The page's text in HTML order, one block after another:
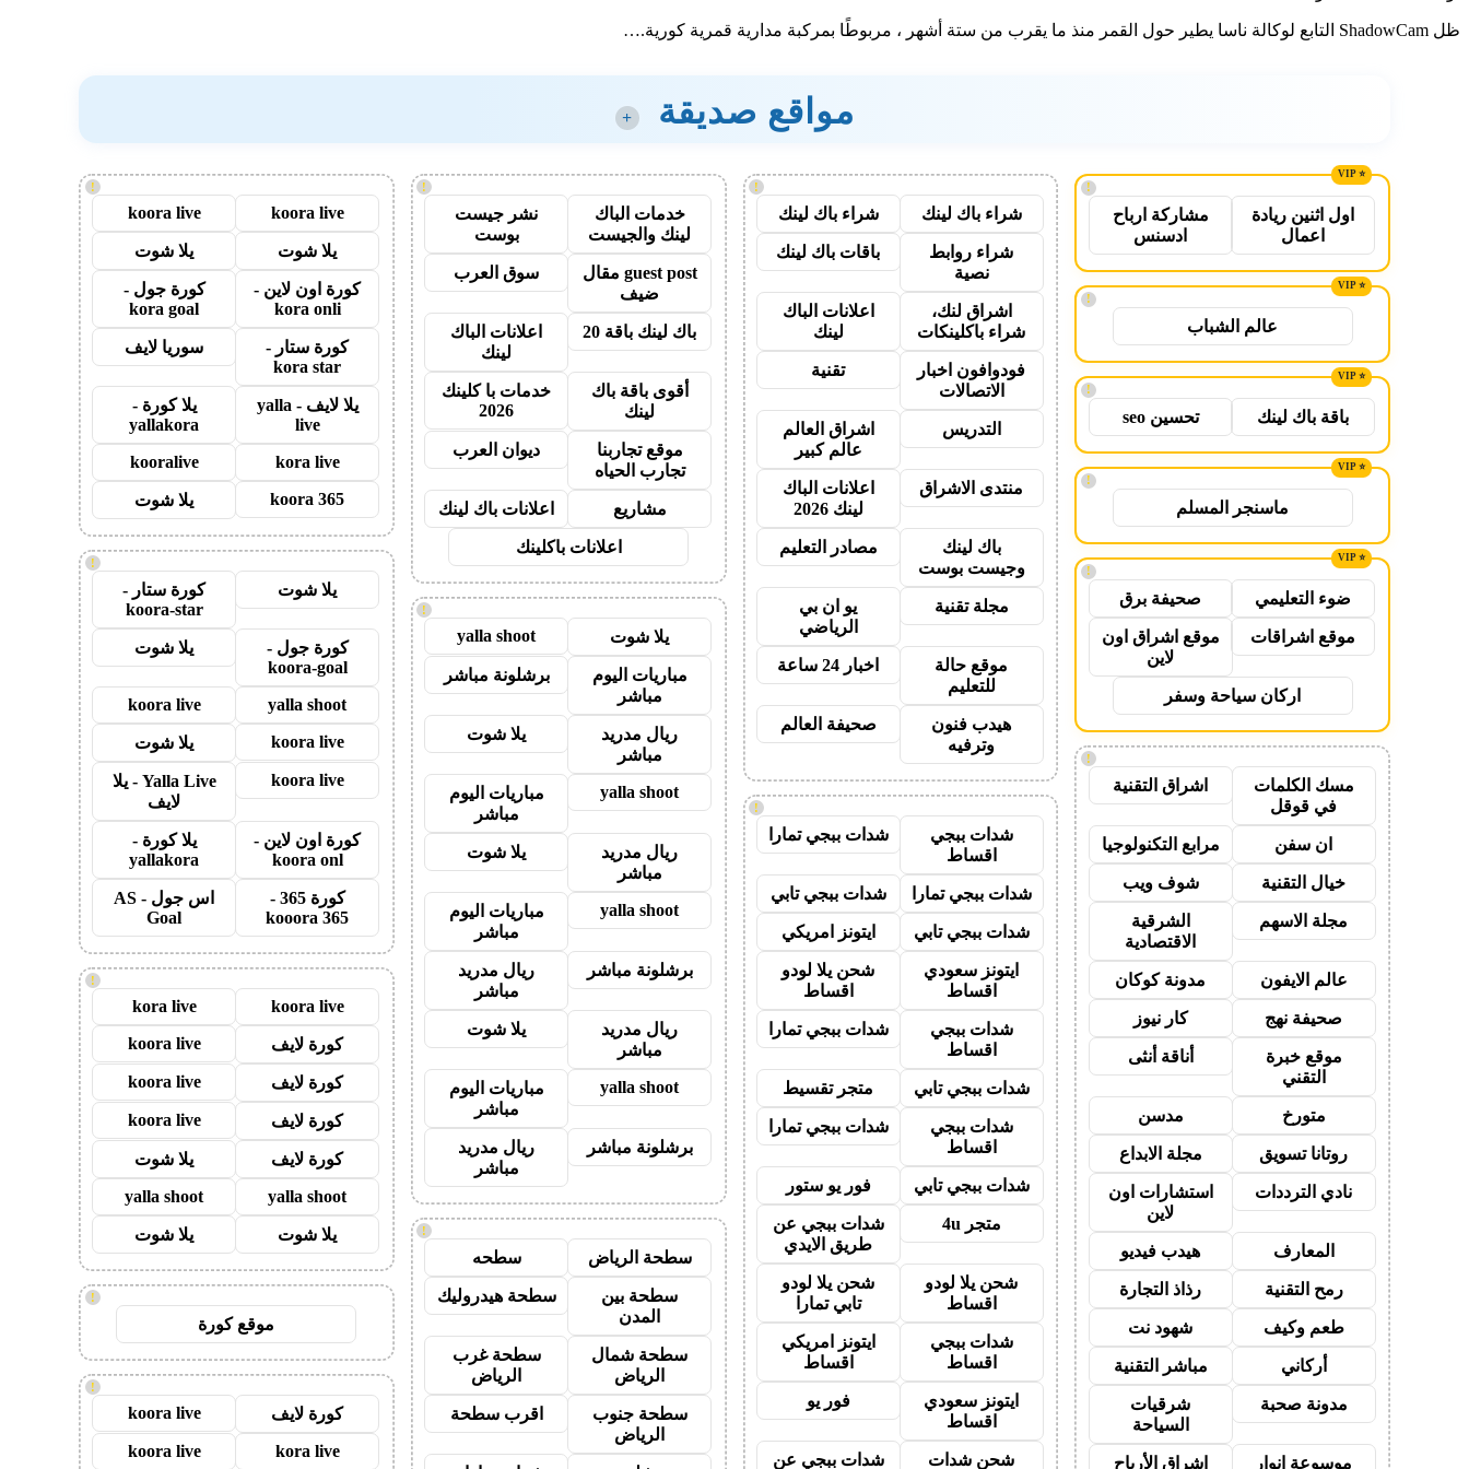
ظل ShadowCam التابع لوكالة ناسا يطير حول القمر منذ ما يقرب من ستة أشهر ، مربوطًا بمركبة مدارية قمرية كورية.…
مواقع صديقة +
!
اول اثنين ريادة
اعمال
مشاركة ارباح
ادسنس
!
عالم الشباب
!
باقة باك لينك تحسين seo
!
ماسنجر المسلم
!
ضوء التعليمي صحيفة برق
موقع اشراقات
موقع اشراق اون
لاين
اركان سياحة وسفر
!
مسك الكلمات
في قوقل
اشراق التقنية
ان سفن مرابع التكنولوجيا
خيال التقنية شوف ويب
مجلة الاسهم
الشرقية
الاقتصادية
عالم الايفون مدونة كوكان
صحيفة نهج كار نيوز
موقع خبرة
التقني
أناقة أنثى
متورخ مدسن
روتانا تسويق مجلة الابداع
نادي الترددات
استشارات اون
لاين
المعارف هيدب فيديو
رمح التقنية رذاذ التجارة
طعم وكيف شهود نت
أركاني مباشر التقنية
مدونة صحبة
شرقيات
السياحة
موسوعة انوار اشراق الأرباح
!
شراء باك لينك شراء باك لينك
شراء روابط
نصية
باقات باك لينك
اشراق لنك،
شراء باكلينكات
اعلانات الباك
لينك
فودوافون اخبار
الاتصالات
تقنية
التدريس
اشراق العالم
عالم كبير
منتدى الاشراق
اعلانات الباك
لينك 2026
باك لينك
وجيست بوست
مصادر التعليم
مجلة تقنية
يو ان بي
الرياضي
موقع حالة
للتعليم
اخبار 24 ساعة
هيدب فنون
وترفيه
صحيفة العالم
!
شدات ببجي
اقساط
شدات ببجي تمارا
شدات ببجي تمارا شدات ببجي تابي
شدات ببجي تابي ايتونز امريكي
ايتونز سعودي
اقساط
شحن يلا لودو
اقساط
شدات ببجي
اقساط
شدات ببجي تمارا
شدات ببجي تابي متجر تقسيط
شدات ببجي
اقساط
شدات ببجي تمارا
شدات ببجي تابي فور يو ستور
متجر 4u
شدات ببجي عن
طريق الايدي
شحن يلا لودو
اقساط
شحن يلا لودو
تابي تمارا
شدات ببجي
اقساط
ايتونز امريكي
اقساط
ايتونز سعودي
اقساط
فور يو
شحن شدات شدات ببجي عن
!
خدمات الباك
لينك والجيست
نشر جيست
بوست
guest post مقال
ضيف
سوق العرب
باك لينك باقة 20
اعلانات الباك
لينك
أقوى باقة باك
لينك
خدمات با كلينك
2026
موقع تجاربنا
تجارب الحياه
ديوان العرب
مشاريع اعلانات باك لينك
اعلانات باكلينك
!
يلا شوت yalla shoot
مباريات اليوم
مباشر
برشلونة مباشر
ريال مدريد
مباشر
يلا شوت
yalla shoot
مباريات اليوم
مباشر
ريال مدريد
مباشر
يلا شوت
yalla shoot
مباريات اليوم
مباشر
برشلونة مباشر
ريال مدريد
مباشر
ريال مدريد
مباشر
يلا شوت
yalla shoot
مباريات اليوم
مباشر
برشلونة مباشر
ريال مدريد
مباشر
!
سطحة الرياض سطحه
سطحة بين
المدن
سطحة هيدروليك
سطحة شمال
الرياض
سطحة غرب
الرياض
سطحة جنوب
الرياض
اقرب سطحة
!
koora live
koora live
يلا شوت يلا شوت
كورة اون لاين -
kora onli
كورة جول -
kora goal
كورة ستار -
kora star
سوريا لايف
يلا لايف - yalla
live
يلا كورة -
yallakora
kora live
kooralive
koora 365
يلا شوت
!
يلا شوت
كورة ستار -
koora-star
كورة جول -
koora-goal
يلا شوت
yalla shoot
koora live
koora live
يلا شوت
koora live
Yalla Live - يلا
لايف
كورة اون لاين -
koora onl
يلا كورة -
yallakora
كورة 365 -
kooora 365
اس جول - AS
Goal
!
koora live
kora live
كورة لايف koora live
كورة لايف koora live
كورة لايف koora live
كورة لايف
يلا شوت
yalla shoot
yalla shoot
يلا شوت يلا شوت
!
موقع كورة
!
كورة لايف koora live
kora live
koora live